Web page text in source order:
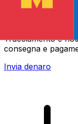
Trasferimenti
Tracciamento e
consegna e
Invia denaro